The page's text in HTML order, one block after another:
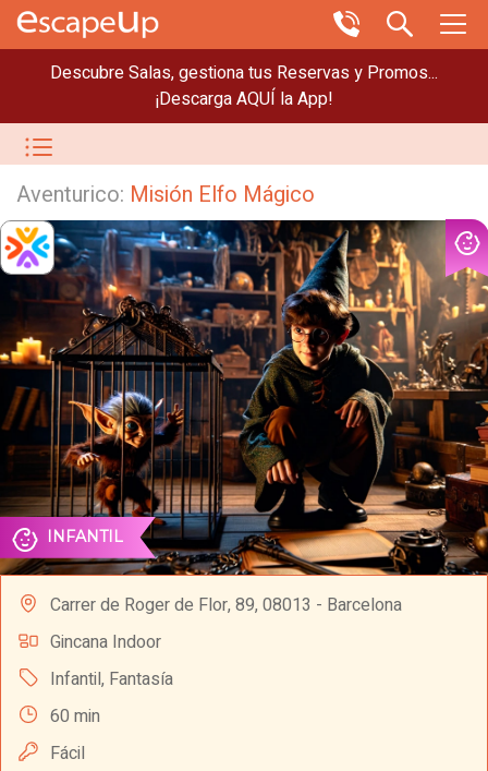
Descubre Salas, gestiona tus Reservas y Promos...
¡Descarga AQUÍ la App!
Aventurico: Misión Elfo Mágico
INFANTIL
Carrer de Roger de Flor, 89, 08013 - Barcelona
Gincana Indoor
Infantil, Fantasía
60 min
Fácil